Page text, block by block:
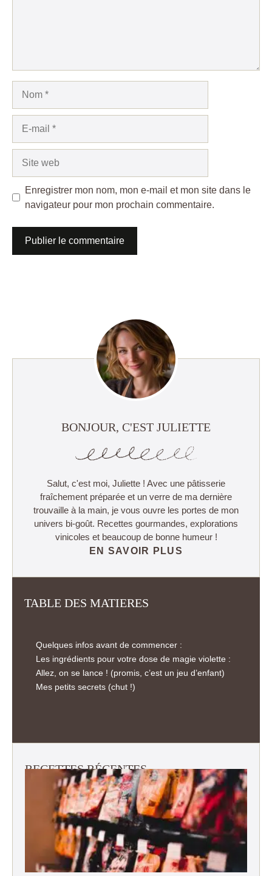
Enregistrer mon nom, mon e-mail et mon site dans le
navigateur pour mon prochain commentaire.
BONJOUR, C'EST JULIETTE
Salut, c'est moi, Juliette ! Avec une pâtisserie
fraîchement préparée et un verre de ma dernière
trouvaille à la main, je vous ouvre les portes de mon
univers bi-goût. Recettes gourmandes, explorations
vinicoles et beaucoup de bonne humeur !
EN SAVOIR PLUS
TABLE DES MATIERES
Quelques infos avant de commencer :
Les ingrédients pour votre dose de magie violette :
Allez, on se lance ! (promis, c’est un jeu d’enfant)
Mes petits secrets (chut !)
RECETTES RÉCENTES